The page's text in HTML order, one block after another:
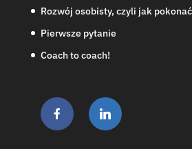
Rozwój osobisty, czyli jak
Pierwsze pytanie
Coach to coach!